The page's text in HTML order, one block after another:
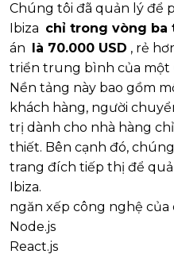
Chúng tôi đã quản lý để
Ibiza chỉ trong vòng ba
án
là 70.000 USD , rẻ
triển trung bình của một
Nền tảng này bao gồm
khách hàng, người
trị dành cho nhà hàng
thiết. Bên cạnh đó,
trang đích tiếp thị để
Ibiza.
ngăn xếp công nghệ
Node.js
React.js